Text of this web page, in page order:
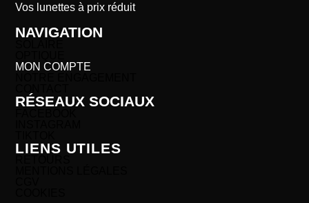
Vos lunettes à prix réduit
NAVIGATION
MON COMPTE
RÉSEAUX SOCIAUX
LIENS UTILES